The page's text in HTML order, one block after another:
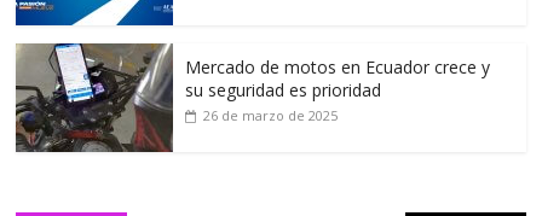
Mercado de motos en Ecuador crece y
su seguridad es prioridad
26 de marzo de 2025